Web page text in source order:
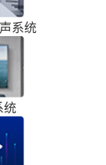
系统
统